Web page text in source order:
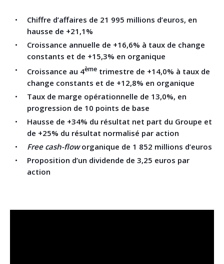
Chiffre d’affaires de 21 995 millions d’euros, en
hausse de +21,1%
Croissance annuelle de +16,6% à taux de change
constants et de +15,3% en organique
Croissance au 4ème trimestre de +14,0% à taux de
change constants et de +12,8% en organique
Taux de marge opérationnelle de 13,0%, en
progression de 10 points de base
Hausse de +34% du résultat net part du Groupe et
de +25% du résultat normalisé par action
Free cash-floworganique de 1 852 millions d’euros
Proposition d’un dividende de 3,25 euros par
action